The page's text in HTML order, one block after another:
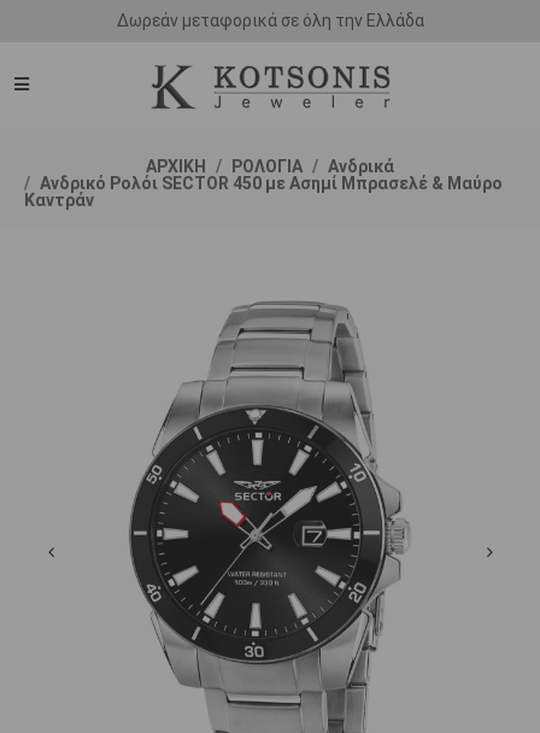
Άμεση παράδοση - Δικαίωμα επιστροφής
ΑΡΧΙΚΗ ΡΟΛΟΓΙΑ
Ανδρικά
Ανδρικό Ρολόι SECTOR 450 με Ασημί Μπρασελέ & Μαύρο
Καντράν